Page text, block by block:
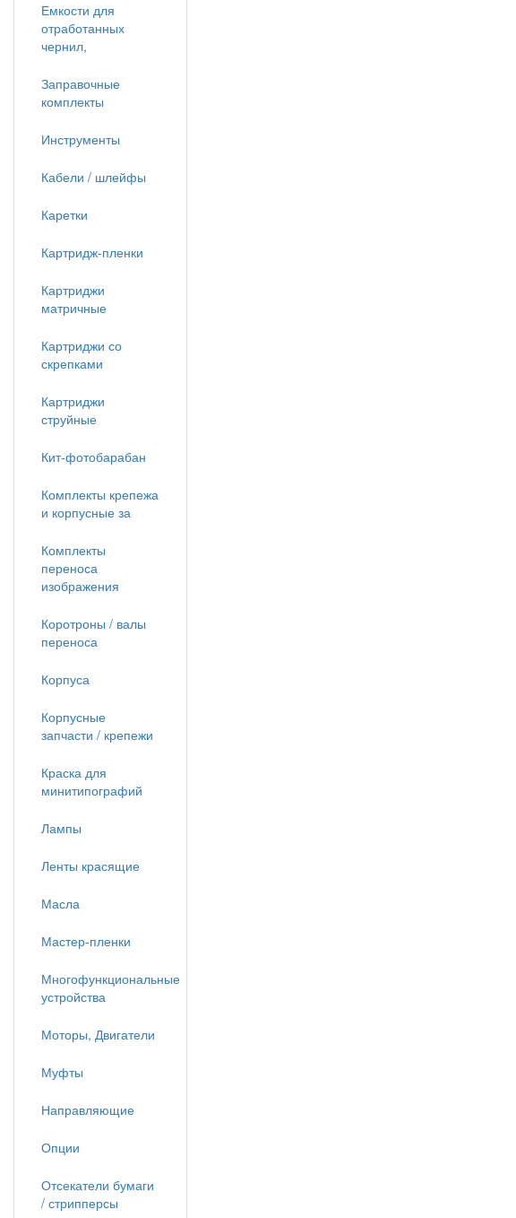
Емкости для
отработанных
чернил,
Заправочные
комплекты
Инструменты
Кабели / шлейфы
Каретки
Картридж-пленки
Картриджи
матричные
Картриджи со
скрепками
Картриджи
струйные
Кит-фотобарабан
Комплекты крепежа
и корпусные за
Комплекты
переноса
изображения
Коротроны / валы
переноса
Корпуса
Корпусные
запчасти / крепежи
Краска для
минитипографий
Лампы
Ленты красящие
Масла
Мастер-пленки
Многофункциональные
устройства
Моторы, Двигатели
Муфты
Направляющие
Опции
Отсекатели бумаги
/ стрипперсы